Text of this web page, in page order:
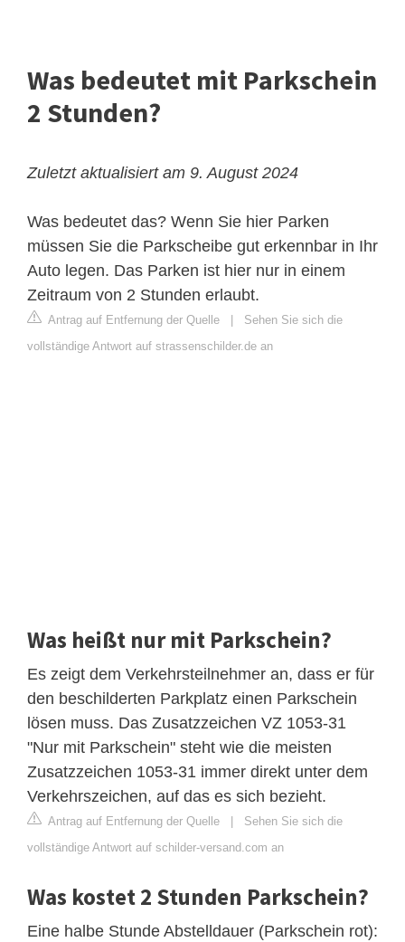
Was bedeutet mit Parkschein
2 Stunden?
Zuletzt aktualisiert am 9. August 2024
Was bedeutet das? Wenn Sie hier Parken
müssen Sie die Parkscheibe gut erkennbar in Ihr
Auto legen. Das Parken ist hier nur in einem
Zeitraum von 2 Stunden erlaubt.
Antrag auf Entfernung der Quelle
Sehen Sie sich die
vollständige Antwort auf strassenschilder.de an
Was heißt nur mit Parkschein?
Es zeigt dem Verkehrsteilnehmer an, dass er für
den beschilderten Parkplatz einen Parkschein
lösen muss. Das Zusatzzeichen VZ 1053-31
"Nur mit Parkschein" steht wie die meisten
Zusatzzeichen 1053-31 immer direkt unter dem
Verkehrszeichen, auf das es sich bezieht.
Antrag auf Entfernung der Quelle
Sehen Sie sich die
vollständige Antwort auf schilder-versand.com an
Was kostet 2 Stunden Parkschein?
Eine halbe Stunde Abstelldauer (Parkschein rot):